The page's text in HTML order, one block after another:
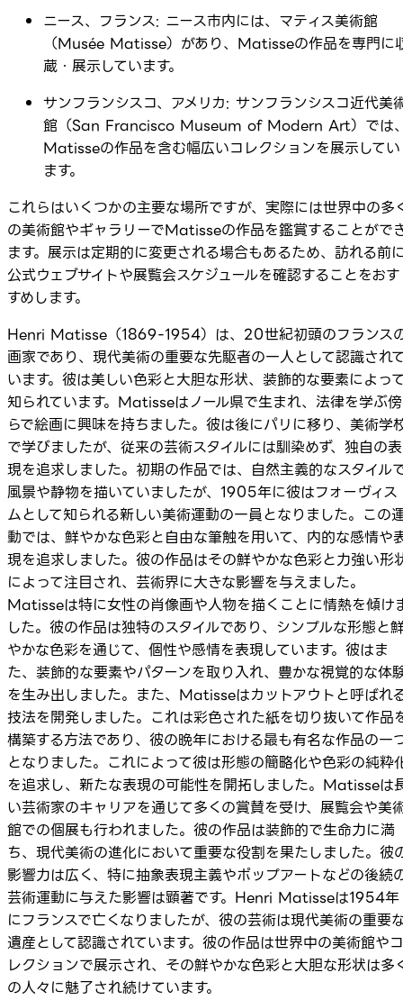
ニース、フランス: ニース市内には、マティス美術館
（Musée Matisse）があり、Matisseの作品を専門に
蔵・展示しています。
サンフランシスコ、アメリカ: サンフランシスコ近代美
館（San Francisco Museum of Modern Art）では
Matisseの作品を含む幅広いコレクションを展示してい
ます。
これらはいくつかの主要な場所ですが、実際には世界中の多
の美術館やギャラリーでMatisseの作品を鑑賞することがで
ます。展示は定期的に変更される場合もあるため、訪れる前
公式ウェブサイトや展覧会スケジュールを確認することをおす
すめします。
Henri Matisse（1869-1954）は、20世紀初頭のフランス
画家であり、現代美術の重要な先駆者の一人として認識され
います。彼は美しい色彩と大胆な形状、装飾的な要素によっ
知られています。Matisseはノール県で生まれ、法律を学ぶ傍
らで絵画に興味を持ちました。彼は後にパリに移り、美術学
で学びましたが、従来の芸術スタイルには馴染めず、独自の表
現を追求しました。初期の作品では、自然主義的なスタイル
風景や静物を描いていましたが、1905年に彼はフォーヴィス
ムとして知られる新しい美術運動の一員となりました。この
動では、鮮やかな色彩と自由な筆触を用いて、内的な感情や
現を追求しました。彼の作品はその鮮やかな色彩と力強い形
によって注目され、芸術界に大きな影響を与えました。
Matisseは特に女性の肖像画や人物を描くことに情熱を傾け
した。彼の作品は独特のスタイルであり、シンプルな形態と
やかな色彩を通じて、個性や感情を表現しています。彼はま
た、装飾的な要素やパターンを取り入れ、豊かな視覚的な体
を生み出しました。また、Matisseはカットアウトと呼ばれ
技法を開発しました。これは彩色された紙を切り抜いて作品
構築する方法であり、彼の晩年における最も有名な作品の一
となりました。これによって彼は形態の簡略化や色彩の純粋
を追求し、新たな表現の可能性を開拓しました。Matisseは
い芸術家のキャリアを通じて多くの賞賛を受け、展覧会や美
館での個展も行われました。彼の作品は装飾的で生命力に満
ち、現代美術の進化において重要な役割を果たしました。彼
影響力は広く、特に抽象表現主義やポップアートなどの後続
芸術運動に与えた影響は顕著です。Henri Matisseは1954年
にフランスで亡くなりましたが、彼の芸術は現代美術の重要
遺産として認識されています。彼の作品は世界中の美術館やコ
レクションで展示され、その鮮やかな色彩と大胆な形状は多
の人々に魅了され続けています。